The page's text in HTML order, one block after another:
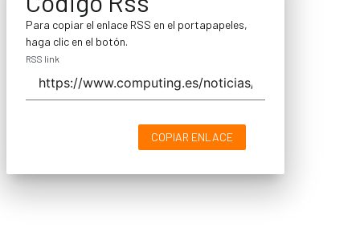
Para copiar el enlace RSS en el portapapeles,
haga clic en el botón.
RSS link
COPIAR ENLACE